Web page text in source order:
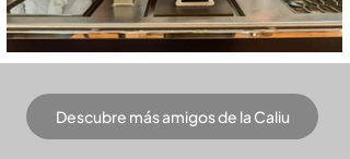
Descubre más amigos de la Caliu